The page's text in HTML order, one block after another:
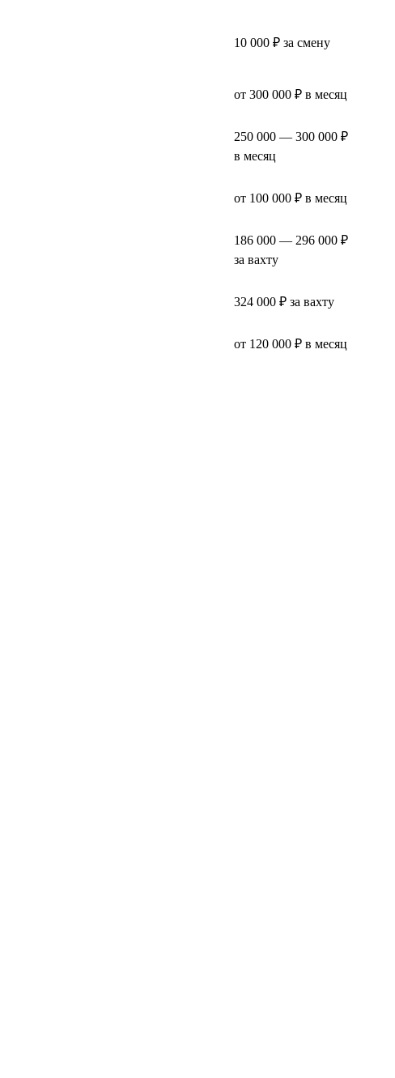
10 000 ₽ за смену
от 300 000 ₽ в месяц
250 000 — 300 000 ₽
в месяц
от 100 000 ₽ в месяц
186 000 — 296 000 ₽
за вахту
324 000 ₽ за вахту
от 120 000 ₽ в месяц